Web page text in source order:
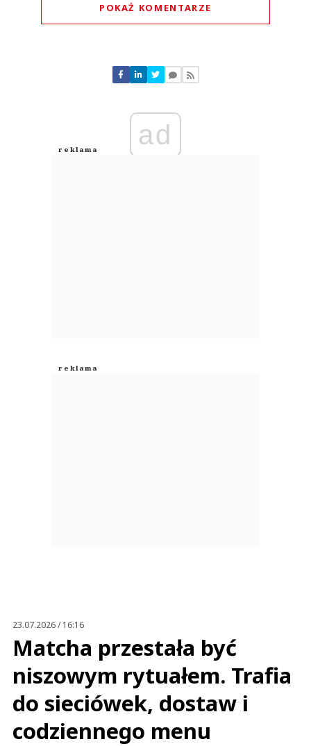
POKAŻ KOMENTARZE
Nie znaleziono komentarzy
Zostaw swoje komentarze
Anuluj
ad
23.07.2026 / 16:16
Matcha przestała być
niszowym rytuałem. Trafia
do sieciówek, dostaw i
codziennego menu